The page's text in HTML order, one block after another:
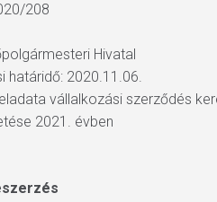
208
Hivatal
határidő: 2020.11.06.
vállalkozási szerződés
2021. évben